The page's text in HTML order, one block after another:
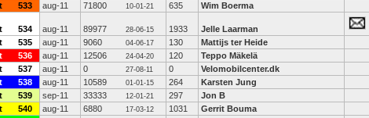
533 aug-11 71800 10-01-21 635 Wim Boerma
534 aug-11 89977 28-06-15 1933 Jelle Laarman
535 aug-11 9060 04-06-17 130 Mattijs ter Heide
536 aug-11 12506 24-04-20 120 Teppo Mäkelä
537 aug-11 0 27-08-11 0 Velomobilcenter.dk
538 aug-11 10589 01-01-15 264 Karsten Jung
539 sep-11 33333 12-01-21 297 Jon B
540 aug-11 6880 17-03-12 1031 Gerrit Bouma